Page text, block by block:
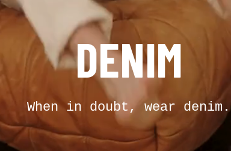
DENIM
When in doubt, wear denim.